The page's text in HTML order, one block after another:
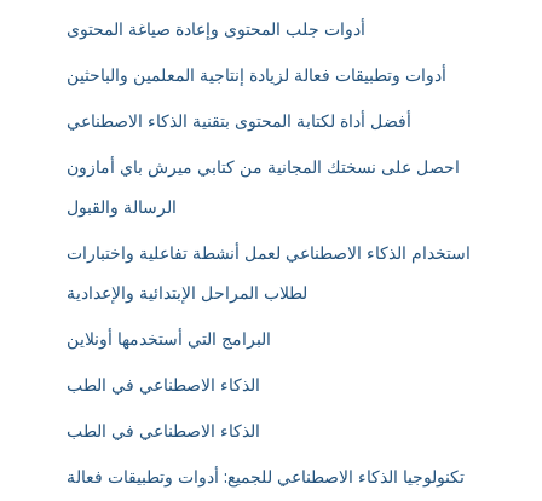
أدوات جلب المحتوى وإعادة صياغة المحتوى
أدوات وتطبيقات فعالة لزيادة إنتاجية المعلمين والباحثين
أفضل أداة لكتابة المحتوى بتقنية الذكاء الاصطناعي
احصل على نسختك المجانية من كتابي ميرش باي أمازون
الرسالة والقبول
استخدام الذكاء الاصطناعي لعمل أنشطة تفاعلية واختبارات
لطلاب المراحل الإبتدائية والإعدادية
البرامج التي أستخدمها أونلاين
الذكاء الاصطناعي في الطب
الذكاء الاصطناعي في الطب
تكنولوجيا الذكاء الاصطناعي للجميع: أدوات وتطبيقات فعالة